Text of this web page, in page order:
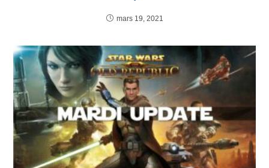
mars 19, 2021